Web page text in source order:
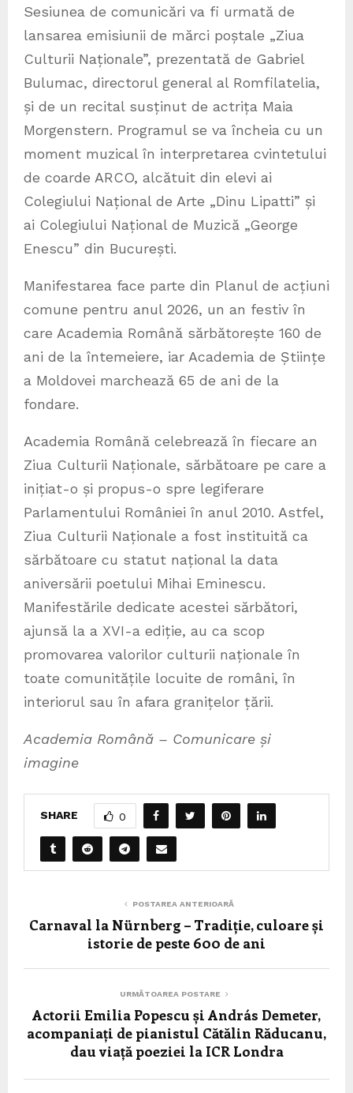
Sesiunea de comunicări va fi urmată de
lansarea emisiunii de mărci poștale „Ziua
Culturii Naționale”, prezentată de Gabriel
Bulumac, directorul general al Romfilatelia,
și de un recital susținut de actrița Maia
Morgenstern. Programul se va încheia cu un
moment muzical în interpretarea cvintetului
de coarde ARCO, alcătuit din elevi ai
Colegiului Național de Arte „Dinu Lipatti” și
ai Colegiului Național de Muzică „George
Enescu” din București.
Manifestarea face parte din Planul de acțiuni
comune pentru anul 2026, un an festiv în
care Academia Română sărbătorește 160 de
ani de la întemeiere, iar Academia de Științe
a Moldovei marchează 65 de ani de la
fondare.
Academia Română celebrează în fiecare an
Ziua Culturii Naționale, sărbătoare pe care a
inițiat-o și propus-o spre legiferare
Parlamentului României în anul 2010. Astfel,
Ziua Culturii Naționale a fost instituită ca
sărbătoare cu statut național la data
aniversării poetului Mihai Eminescu.
Manifestările dedicate acestei sărbători,
ajunsă la a XVI-a ediție, au ca scop
promovarea valorilor culturii naționale în
toate comunitățile locuite de români, în
interiorul sau în afara granițelor țării.
Academia Română – Comunicare și
imagine
SHARE 0
POSTAREA ANTERIOARĂ
Carnaval la Nürnberg – Tradiție, culoare și
istorie de peste 600 de ani
URMĂTOAREA POSTARE
Actorii Emilia Popescu și András Demeter,
acompaniați de pianistul Cătălin Răducanu,
dau viață poeziei la ICR Londra